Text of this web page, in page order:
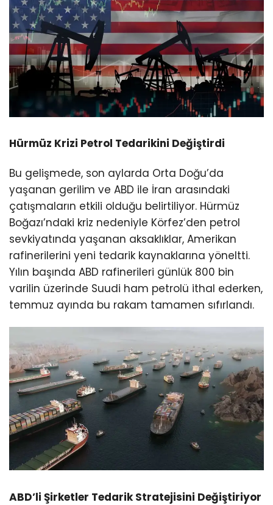
Hürmüz Krizi Petrol Tedarikini Değiştirdi
Bu gelişmede, son aylarda Orta Doğu’da
yaşanan gerilim ve ABD ile İran arasındaki
çatışmaların etkili olduğu belirtiliyor. Hürmüz
Boğazı’ndaki kriz nedeniyle Körfez’den petrol
sevkiyatında yaşanan aksaklıklar, Amerikan
rafinerilerini yeni tedarik kaynaklarına yöneltti.
Yılın başında ABD rafinerileri günlük 800 bin
varilin üzerinde Suudi ham petrolü ithal ederken,
temmuz ayında bu rakam tamamen sıfırlandı.
ABD’li Şirketler Tedarik Stratejisini Değiştiriyor